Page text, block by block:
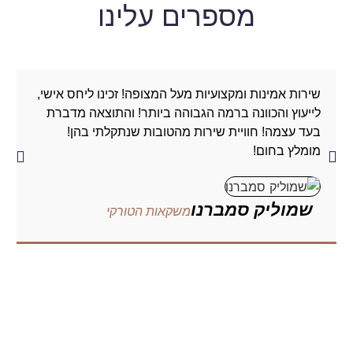
מספרים עלינו
שירות אמינות ומקצועיות מעל המצופה! זכינו ליחס אישי,
לייעוץ והכוונה ברמה הגבוהה ביותר! והתוצאה מדברת
בעד עצמה! חוויית שירות מהטובות שנתקלתי בהן!
מומלץ בחום!
שמוליק סמברנומשקאות הטורקי